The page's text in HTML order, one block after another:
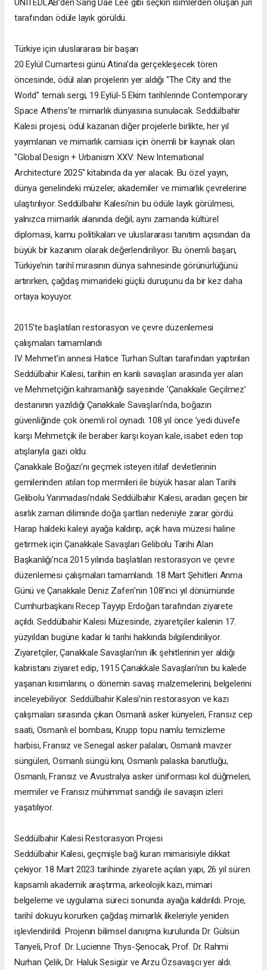
UNITEDLAB’den Sang Dae Lee gibi seçkin isimlerden oluşan jüri
tarafından ödüle layık görüldü.
Türkiye için uluslararası bir başarı
20 Eylül Cumartesi günü Atina’da gerçekleşecek tören
öncesinde, ödül alan projelerin yer aldığı "The City and the
World" temalı sergi, 19 Eylül-5 Ekim tarihlerinde Contemporary
Space Athens’te mimarlık dünyasına sunulacak. Seddülbahir
Kalesi projesi, ödül kazanan diğer projelerle birlikte, her yıl
yayımlanan ve mimarlık camiası için önemli bir kaynak olan
"Global Design + Urbanism XXV: New International
Architecture 2025" kitabında da yer alacak. Bu özel yayın,
dünya genelindeki müzeler, akademiler ve mimarlık çevrelerine
ulaştırılıyor. Seddülbahir Kalesi’nin bu ödüle layık görülmesi,
yalnızca mimarlık alanında değil; aynı zamanda kültürel
diplomasi, kamu politikaları ve uluslararası tanıtım açısından da
büyük bir kazanım olarak değerlendiriliyor. Bu önemli başarı,
Türkiye’nin tarihî mirasının dünya sahnesinde görünürlüğünü
artırırken, çağdaş mimarideki güçlü duruşunu da bir kez daha
ortaya koyuyor.
2015’te başlatılan restorasyon ve çevre düzenlemesi
çalışmaları tamamlandı
IV. Mehmet’in annesi Hatice Turhan Sultan tarafından yaptırılan
Seddülbahir Kalesi, tarihin en kanlı savaşları arasında yer alan
ve Mehmetçiğin kahramanlığı sayesinde ’Çanakkale Geçilmez’
destanının yazıldığı Çanakkale Savaşları’nda, boğazın
güvenliğinde çok önemli rol oynadı. 108 yıl önce ’yedi düvel’e
karşı Mehmetçik ile beraber karşı koyan kale, isabet eden top
atışlarıyla gazi oldu.
Çanakkale Boğazı’nı geçmek isteyen itilaf devletlerinin
gemilerinden atılan top mermileri ile büyük hasar alan Tarihi
Gelibolu Yarımadası’ndaki Seddülbahir Kalesi, aradan geçen bir
asırlık zaman diliminde doğa şartları nedeniyle zarar gördü.
Harap haldeki kaleyi ayağa kaldırıp, açık hava müzesi haline
getirmek için Çanakkale Savaşları Gelibolu Tarihi Alan
Başkanlığı’nca 2015 yılında başlatılan restorasyon ve çevre
düzenlemesi çalışmaları tamamlandı. 18 Mart Şehitleri Anma
Günü ve Çanakkale Deniz Zaferi’nin 108’inci yıl dönümünde
Cumhurbaşkanı Recep Tayyip Erdoğan tarafından ziyarete
açıldı. Seddülbahir Kalesi Müzesinde, ziyaretçiler kalenin 17.
yüzyıldan bugüne kadar ki tarihi hakkında bilgilendiriliyor.
Ziyaretçiler, Çanakkale Savaşları’nın ilk şehitlerinin yer aldığı
kabristanı ziyaret edip, 1915 Çanakkale Savaşları’nın bu kalede
yaşanan kısımlarını, o dönemin savaş malzemelerini, belgelerini
inceleyebiliyor. Seddülbahir Kalesi’nin restorasyon ve kazı
çalışmaları sırasında çıkan Osmanlı asker künyeleri, Fransız cep
saati, Osmanlı el bombası, Krupp topu namlu temizleme
harbisi, Fransız ve Senegal asker palaları, Osmanlı mavzer
süngüleri, Osmanlı süngü kını, Osmanlı palaska barutluğu,
Osmanlı, Fransız ve Avustralya asker üniforması kol düğmeleri,
mermiler ve Fransız mühimmat sandığı ile savaşın izleri
yaşatılıyor.
Seddülbahir Kalesi Restorasyon Projesi
Seddülbahir Kalesi, geçmişle bağ kuran mimarisiyle dikkat
çekiyor. 18 Mart 2023 tarihinde ziyarete açılan yapı, 26 yıl süren
kapsamlı akademik araştırma, arkeolojik kazı, mimari
belgeleme ve uygulama süreci sonunda ayağa kaldırıldı. Proje,
tarihî dokuyu korurken çağdaş mimarlık ilkeleriyle yeniden
işlevlendirildi. Projenin bilimsel danışma kurulunda Dr. Gülsün
Tanyeli, Prof. Dr. Lucienne Thys-Şenocak, Prof. Dr. Rahmi
Nurhan Çelik, Dr. Haluk Sesigür ve Arzu Özsavaşcı yer aldı.